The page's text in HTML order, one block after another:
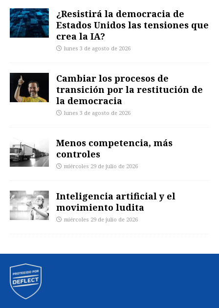
¿Resistirá la democracia de
Estados Unidos las tensiones que
crea la IA?
lunes 3 de agosto de 2026
Cambiar los procesos de
transición por la restitución de
la democracia
lunes 3 de agosto de 2026
Menos competencia, más
controles
miércoles 29 de julio de 2026
Inteligencia artificial y el
movimiento ludita
miércoles 29 de julio de 2026